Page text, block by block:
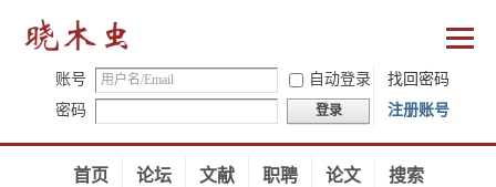
账号 自动登录
找回密码
密码
登录 注册账号
首页 论坛 文献 职聘 论文 搜索